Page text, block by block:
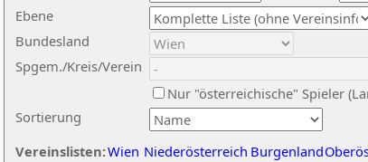
Ebene
Sortierung
Bundesland
Spgem./Kreis/Verein
Nur "österreichische" Spieler
Vereinslisten:Wien Niederösterreich Burgenland